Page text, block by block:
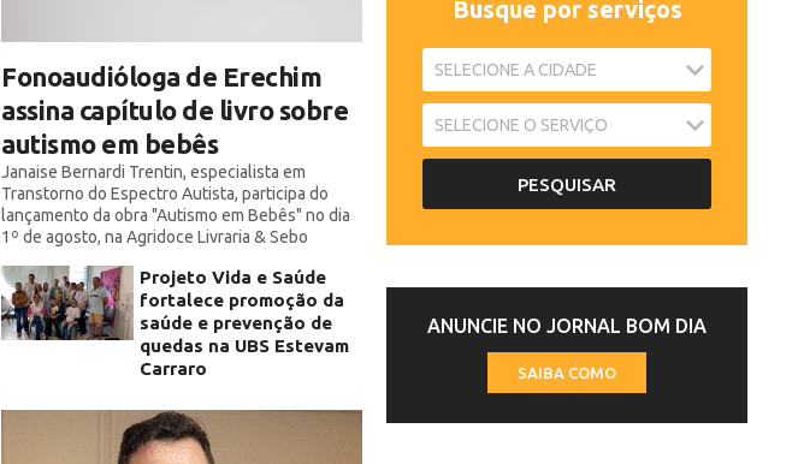
Fonoaudióloga de Erechim
assina capítulo de livro sobre
autismo em bebês
Janaise Bernardi Trentin, especialista em
Transtorno do Espectro Autista, participa do
lançamento da obra "Autismo em Bebês" no dia
1º de agosto, na Agridoce Livraria & Sebo
Projeto Vida e Saúde
fortalece promoção da
saúde e prevenção de
quedas na UBS Estevam
Carraro
Busque por serviços
ANUNCIE NO JORNAL BOM DIA
SAIBA COMO